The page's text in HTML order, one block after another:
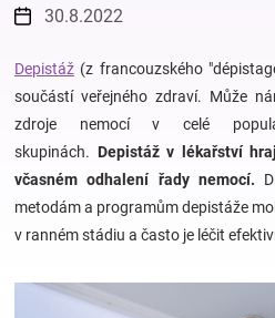
Pokojíček
a
kojenecká
výbava
Hračky
30.8.2022
Depistáž (z francouzského
součástí veřejného zdraví. Může
zdroje nemocí v celé
skupinách. Depistáž v lékařství
včasném odhalení řady nemocí.
metodám a programům depistáže
v ranném stádiu a často je léčit